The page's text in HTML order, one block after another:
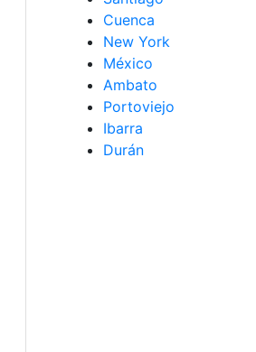
Cuenca
New York
México
Ambato
Portoviejo
Ibarra
Durán